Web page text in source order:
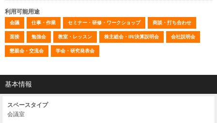
利用可能用途
会議 仕事・作業 セミナー・研修・ワークショップ 商談・打ち合わせ
面接 勉強会 教室・レッスン 株主総会・IR/決算説明会 会社説明会
懇親会・交流会 学会・研究発表会
基本情報
スペースタイプ
会議室